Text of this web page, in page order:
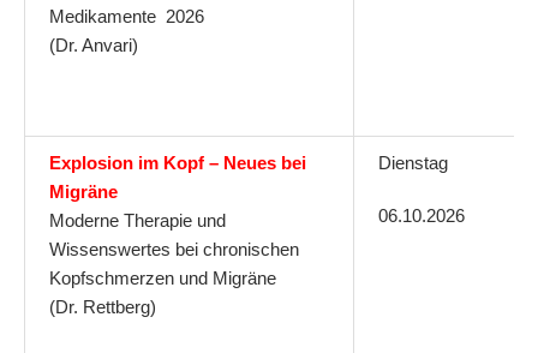
Medikamente 2026
(Dr. Anvari)
Explosion im Kopf – Neues bei
Migräne
Moderne Therapie und
Wissenswertes bei chronischen
Kopfschmerzen und Migräne
(Dr. Rettberg)
Dienstag
06.10.2026